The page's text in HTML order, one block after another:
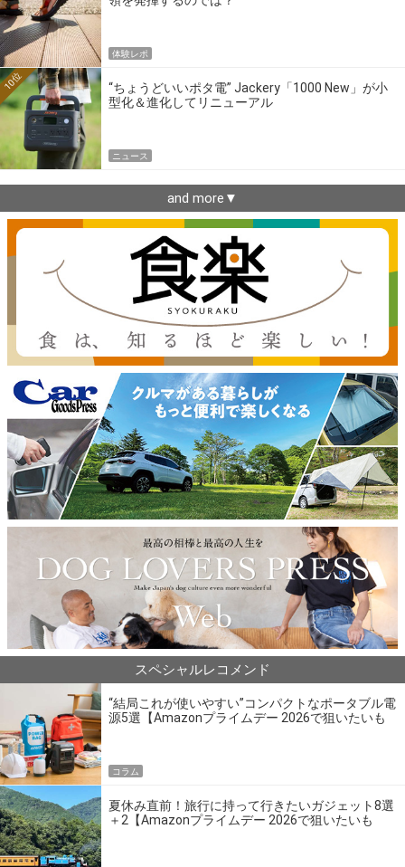
体験レポ
“ちょうどいいポタ電” Jackery「1000 New」が小
型化＆進化してリニューアル
10位
ニュース
and more▼
スペシャルレコメンド
“結局これが使いやすい”コンパクトなポータブル電
源5選【Amazonプライムデー 2026で狙いたいも
コラム
夏休み直前！旅行に持って行きたいガジェット8選
＋2【Amazonプライムデー 2026で狙いたいも